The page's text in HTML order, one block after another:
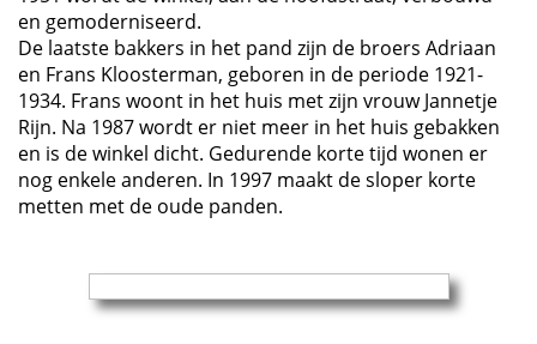
en gemoderniseerd.
De laatste bakkers in het pand zijn de broers Adriaan
en Frans Kloosterman, geboren in de periode 1921-
1934. Frans woont in het huis met zijn vrouw Jannetje
Rijn. Na 1987 wordt er niet meer in het huis gebakken
en is de winkel dicht. Gedurende korte tijd wonen er
nog enkele anderen. In 1997 maakt de sloper korte
metten met de oude panden.